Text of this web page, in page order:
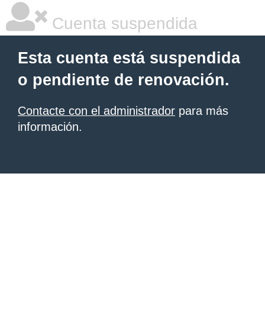
Cuenta suspendida
Esta cuenta está suspendida
o pendiente de renovación.
Contacte con el administrador para más
información.